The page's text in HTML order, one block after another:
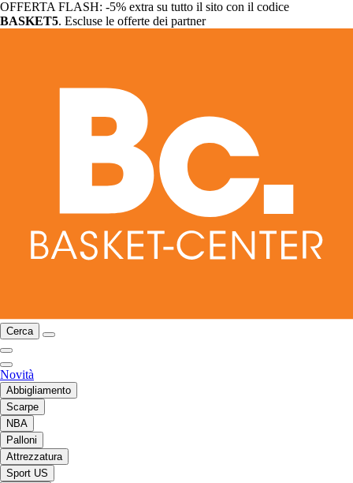
OFFERTA FLASH: -5% extra su tutto il sito con il codice
BASKET5. Escluse le offerte dei partner
Cerca
Novità
Abbigliamento
Scarpe
NBA
Palloni
Attrezzatura
Sport US